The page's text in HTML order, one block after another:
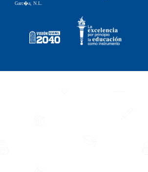
Garc�a, N.L.